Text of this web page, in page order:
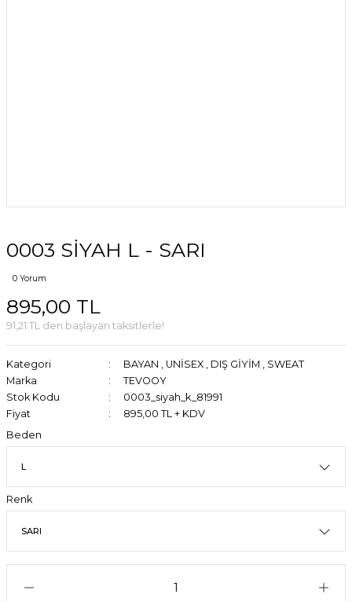
0003 SİYAH L - SARI
0 Yorum
895,00 TL
91,21 TL den başlayan taksitlerle!
Kategori BAYAN , UNİSEX , DIŞ GİYİM , SWEAT
Marka
TEVOOY
Stok Kodu
0003_siyah_k_81991
Fiyat
895,00 TL + KDV
Beden
Renk